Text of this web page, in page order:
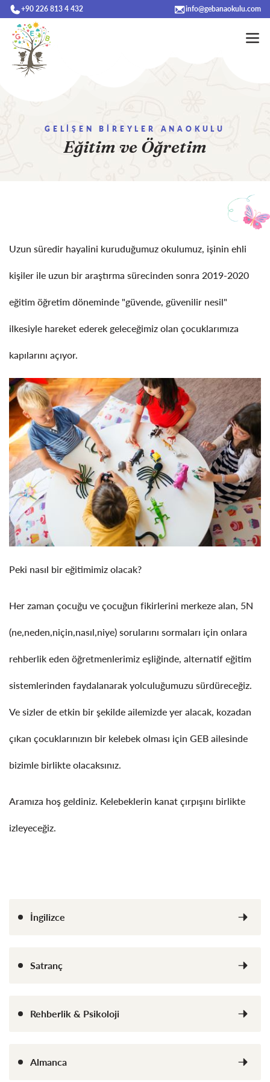
+90 226 813 4 432 info@gebanaokulu.com
GELİŞEN BİREYLER ANAOKULU
Eğitim ve Öğretim
Uzun süredir hayalini kuruduğumuz okulumuz, işinin ehli
kişiler ile uzun bir araştırma sürecinden sonra 2019-2020
eğitim öğretim döneminde "güvende, güvenilir nesil"
ilkesiyle hareket ederek geleceğimiz olan çocuklarımıza
kapılarını açıyor.
Peki nasıl bir eğitimimiz olacak?
Her zaman çocuğu ve çocuğun fikirlerini merkeze alan, 5N
(ne,neden,niçin,nasıl,niye) sorularını sormaları için onlara
rehberlik eden öğretmenlerimiz eşliğinde, alternatif eğitim
sistemlerinden faydalanarak yolculuğumuzu sürdüreceğiz.
Ve sizler de etkin bir şekilde ailemizde yer alacak, kozadan
çıkan çocuklarınızın bir kelebek olması için GEB ailesinde
bizimle birlikte olacaksınız.
Aramıza hoş geldiniz. Kelebeklerin kanat çırpışını birlikte
izleyeceğiz.
İngilizce
Satranç
Rehberlik & Psikoloji
Almanca